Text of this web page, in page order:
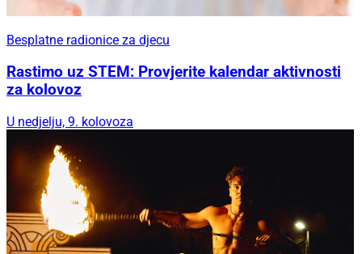
Besplatne radionice za djecu
Rastimo uz STEM: Provjerite kalendar aktivnosti
za kolovoz
U nedjelju, 9. kolovoza